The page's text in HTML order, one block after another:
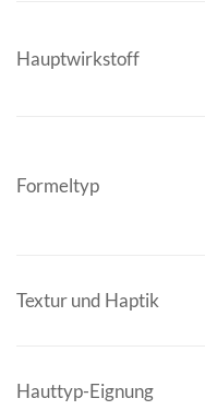
Hauptwirkstoff
Formeltyp
Textur und Haptik
Hauttyp-Eignung